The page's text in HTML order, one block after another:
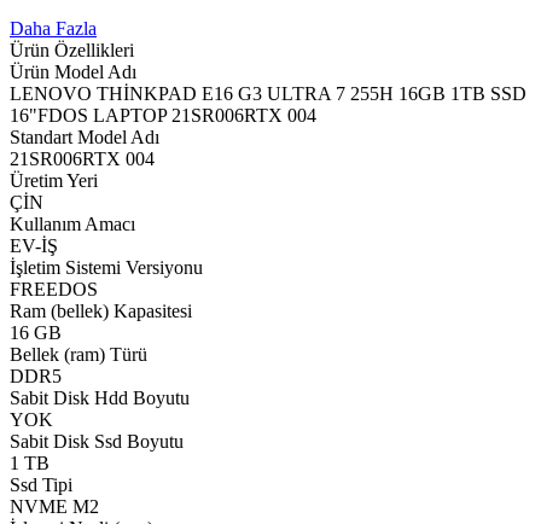
Daha Fazla
Ürün Özellikleri
Ürün Model Adı
LENOVO THİNKPAD E16 G3 ULTRA 7 255H 16GB 1TB SSD
16"FDOS LAPTOP 21SR006RTX 004
Standart Model Adı
21SR006RTX 004
Üretim Yeri
ÇİN
Kullanım Amacı
EV-İŞ
İşletim Sistemi Versiyonu
FREEDOS
Ram (bellek) Kapasitesi
16 GB
Bellek (ram) Türü
DDR5
Sabit Disk Hdd Boyutu
YOK
Sabit Disk Ssd Boyutu
1 TB
Ssd Tipi
NVME M2